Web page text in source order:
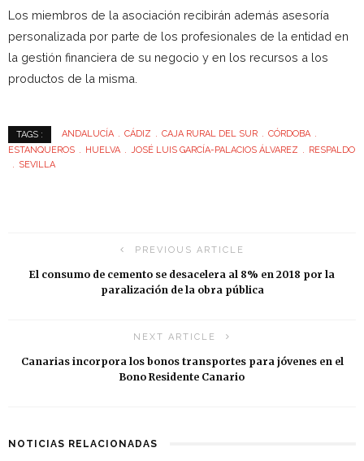
Los miembros de la asociación recibirán además asesoría
personalizada por parte de los profesionales de la entidad en
la gestión financiera de su negocio y en los recursos a los
productos de la misma.
TAGS : ANDALUCÍA CÁDIZ CAJA RURAL DEL SUR
CÓRDOBA
ESTANQUEROS
HUELVA JOSÉ LUIS GARCÍA-PALACIOS ÁLVAREZ
RESPALDO
SEVILLA
PREVIOUS ARTICLE
El consumo de cemento se desacelera al 8% en 2018 por la
paralización de la obra pública
NEXT ARTICLE
Canarias incorpora los bonos transportes para jóvenes en el
Bono Residente Canario
NOTICIAS RELACIONADAS